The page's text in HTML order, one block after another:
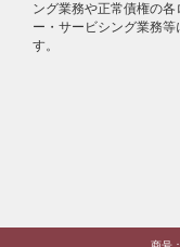
ング業務や正常債権の
ー・サービシング業務
す。